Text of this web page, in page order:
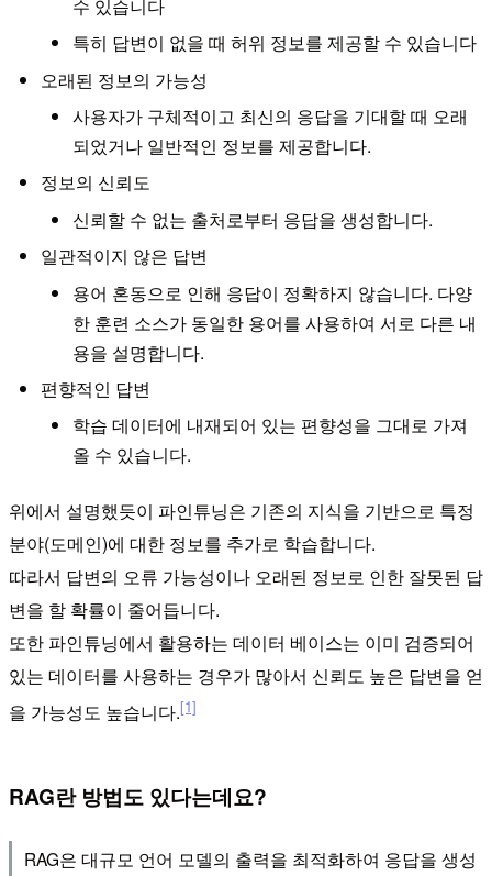
수 있습니다
특히 답변이 없을 때 허위 정보를 제공할 수 있습니다
오래된 정보의 가능성
사용자가 구체적이고 최신의 응답을 기대할 때 오래
되었거나 일반적인 정보를 제공합니다.
정보의 신뢰도
신뢰할 수 없는 출처로부터 응답을 생성합니다.
일관적이지 않은 답변
용어 혼동으로 인해 응답이 정확하지 않습니다. 다양
한 훈련 소스가 동일한 용어를 사용하여 서로 다른 내
용을 설명합니다.
편향적인 답변
학습 데이터에 내재되어 있는 편향성을 그대로 가져
올 수 있습니다.
위에서 설명했듯이 파인튜닝은 기존의 지식을 기반으로 특정
분야(도메인)에 대한 정보를 추가로 학습합니다.
따라서 답변의 오류 가능성이나 오래된 정보로 인한 잘못된 답
변을 할 확률이 줄어듭니다.
또한 파인튜닝에서 활용하는 데이터 베이스는 이미 검증되어
있는 데이터를 사용하는 경우가 많아서 신뢰도 높은 답변을 얻
을 가능성도 높습니다.[1]
RAG란 방법도 있다는데요?
RAG은 대규모 언어 모델의 출력을 최적화하여 응답을 생성